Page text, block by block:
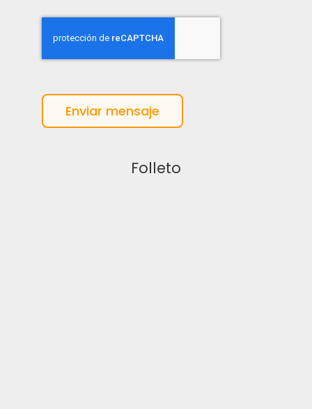
Enviar mensaje
Folleto